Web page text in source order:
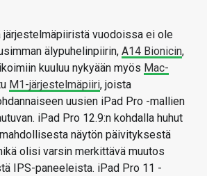
vuodoissa ei ole
älypuhelinpiirin, A14 Bionicin,
kuuluu nykyään myös Mac-
M1-järjestelmäpiiri, joista
uusien iPad Pro -mallien
iPad Pro 12.9:n kohdalla huhut
näytön päivityksestä
olisi varsin merkittävä muutos
IPS-paneeleista. iPad Pro 11 -